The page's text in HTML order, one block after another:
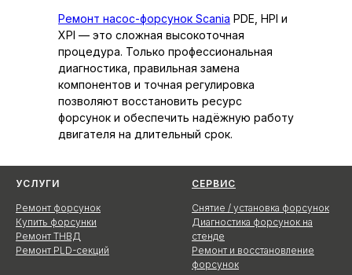
Ремонт насос-форсунок Scania PDE, HPI и
XPI — это сложная высокоточная
процедура. Только профессиональная
диагностика, правильная замена
компонентов и точная регулировка
позволяют восстановить ресурс
форсунок и обеспечить надёжную работу
двигателя на длительный срок.
УСЛУГИ
Ремонт форсунок
Купить форсунки
Ремонт ТНВД
Ремонт PLD-секций
СЕРВИС
Снятие / установка форсунок
Диагностика форсунок на
стенде
Ремонт и восстановление
форсунок